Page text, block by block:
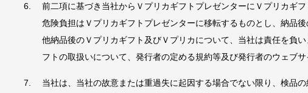
前二項に基づき当社からＶプリカギフトプレゼンターにＶプリカギ
危険負担はＶプリカギフトプレゼンターに移転するものとし、納品
他納品後のＶプリカギフト及びＶプリカについて、当社は責任を負
フトの取扱いについて、発行者の定める規約等及び発行者のウェブ
当社は、当社の故意または重過失に起因する場合でない限り、検品